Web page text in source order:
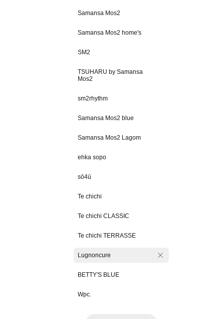
Samansa Mos2
Samansa Mos2 home's
SM2
TSUHARU by Samansa
Mos2
sm2rhythm
Samansa Mos2 blue
Samansa Mos2 Lagom
ehka sopo
sō4ū
Te chichi
Te chichi CLASSIC
Te chichi TERRASSE
Lugnoncure
BETTY'S BLUE
Wpc.